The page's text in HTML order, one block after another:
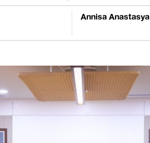
Annisa Anastasya